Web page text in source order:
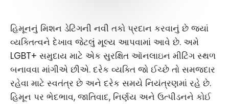
હિમૂનનું મિશન ડેટિંગની નવી તકો પ્રદાન કરવાનું છે જ્યાં
વ્યક્તિત્વને દેખાવ જેટલું મૂલ્ય આપવામાં આવે છે. અમે
LGBT+ સમુદાય માટે એક સુરક્ષિત ઑનલાઇન મીટિંગ સ્થળ
બનાવવા માંગીએ છીએ. દરેક વ્યક્તિ જો ઈચ્છે તો સમજદાર
રહેવા માટે સ્વતંત્ર છે અને દરેક સમયે નિયંત્રણમાં રહે છે.
હિમૂન પર ભેદભાવ, જાતિવાદ, નિર્ણય અને ઉત્પીડનને કોઈ